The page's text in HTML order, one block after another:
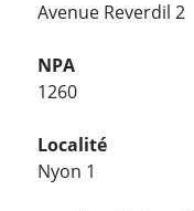
Avenue Reverdil 2
NPA
1260
Localité
Nyon 1